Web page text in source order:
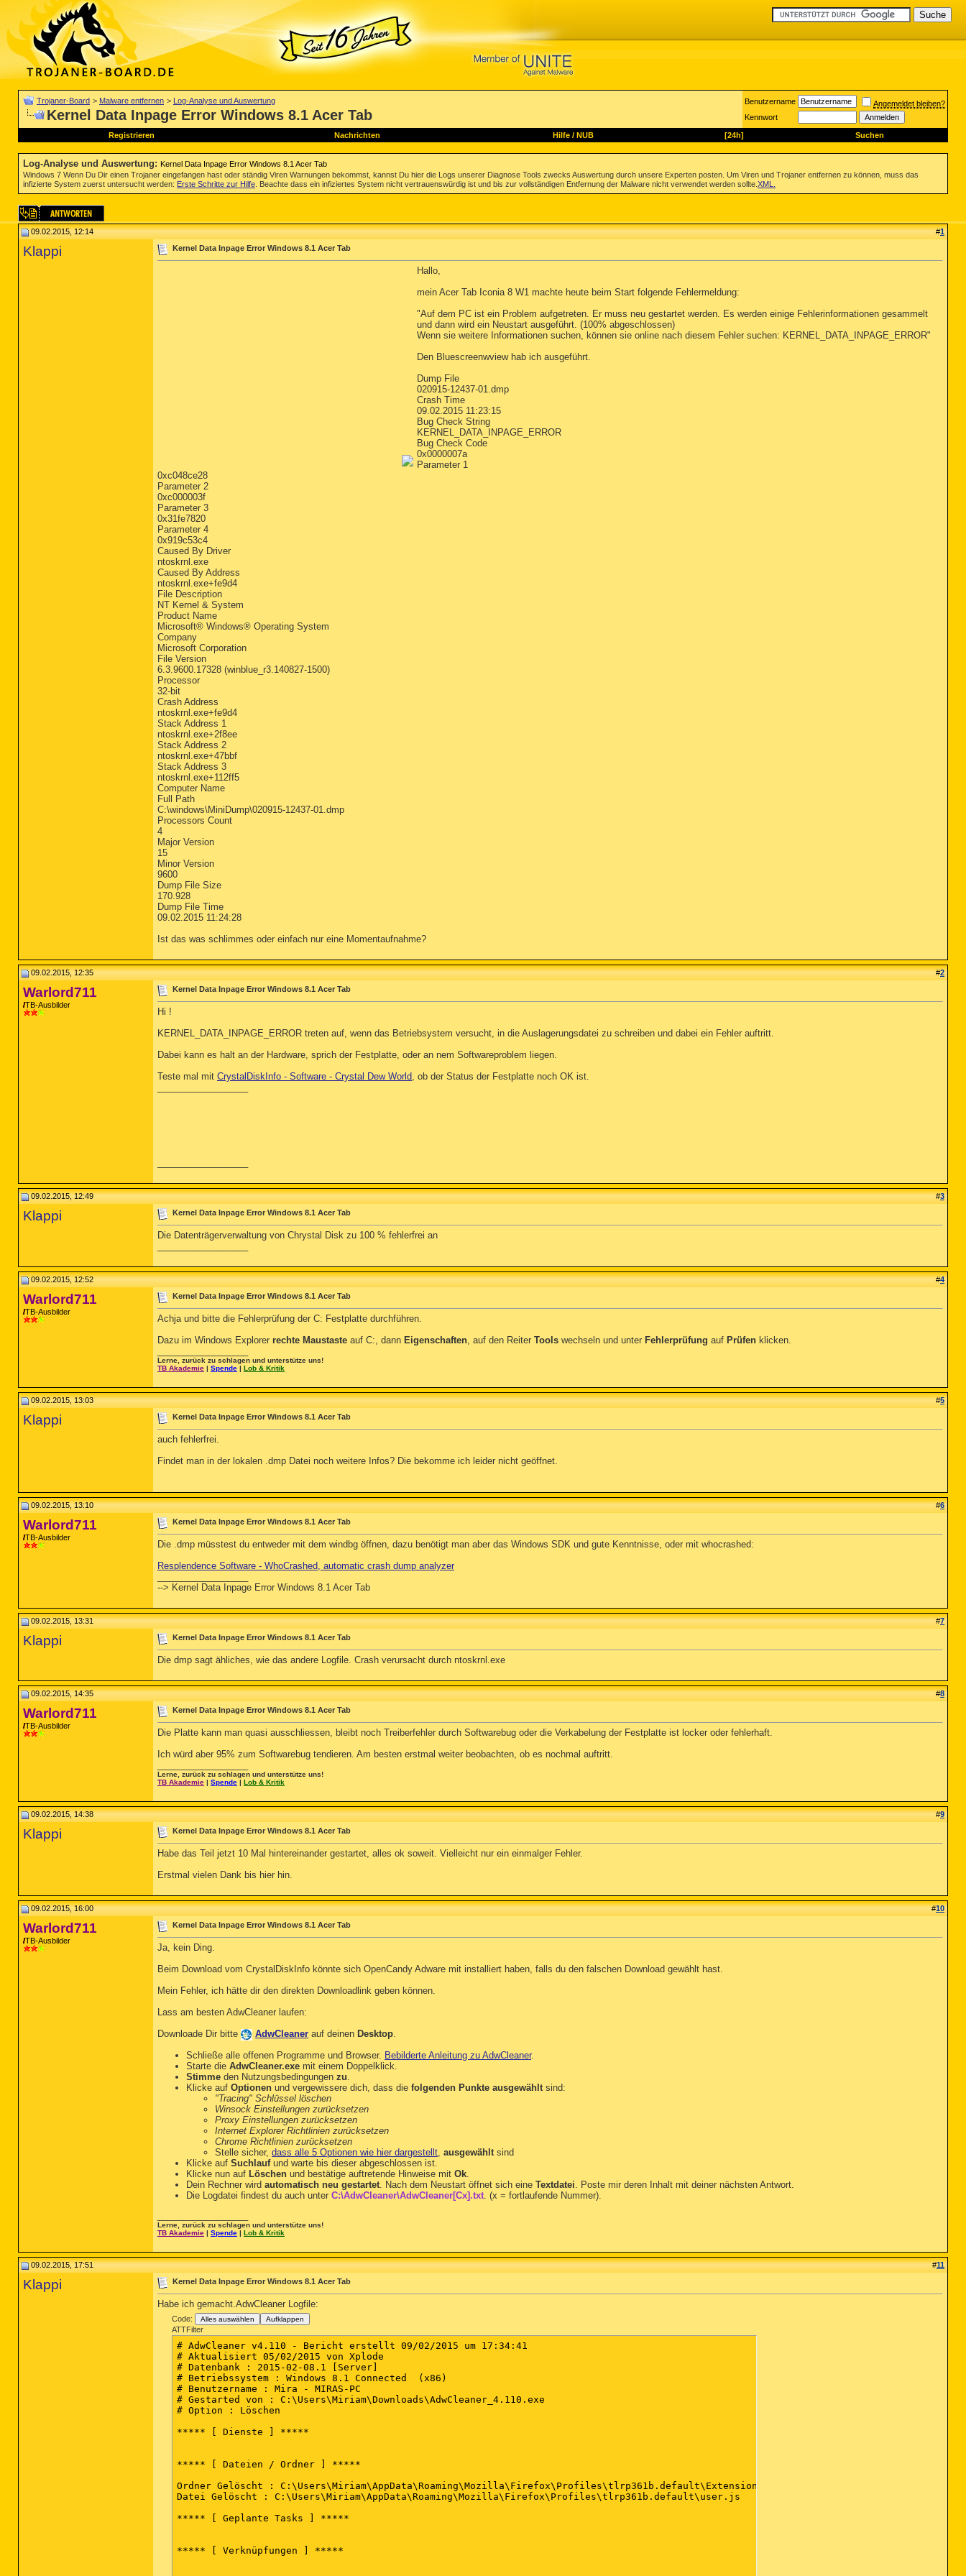
Trojaner-Board > Malware entfernen > Log-Analyse und Auswertung
Kernel Data Inpage Error Windows 8.1 Acer Tab
Benutzername
Angemeldet bleiben?
Kennwort
Registrieren Nachrichten Hilfe/ NUB [24h] Suchen
Log-Analyse und Auswertung: Kernel Data Inpage Error Windows 8.1 Acer Tab
Windows 7 Wenn Du Dir einen Trojaner eingefangen hast oder ständig Viren Warnungen bekommst, kannst Du hier die Logs unserer Diagnose Tools zwecks Auswertung durch unsere Experten posten. Um Viren und Trojaner entfernen zu können, muss das
infizierte System zuerst untersucht werden: Erste Schritte zur Hilfe . Beachte dass ein infiziertes System nicht vertrauenswürdig ist und bis zur vollständigen Entfernung der Malware nicht verwendet werden sollte. XML
09.02.2015, 12:14 #1
Klappi Kernel Data Inpage Error Windows 8.1 Acer Tab
Hallo,
mein Acer Tab Iconia 8 W1 machte heute beim Start folgende Fehlermeldung:
"Auf dem PC ist ein Problem aufgetreten. Er muss neu gestartet werden. Es werden einige Fehlerinformationen gesammelt
und dann wird ein Neustart ausgeführt. (100% abgeschlossen)
Wenn sie weitere Informationen suchen, können sie online nach diesem Fehler suchen: KERNEL_DATA_INPAGE_ERROR"
Den Bluescreenwview hab ich ausgeführt.
Dump File
020915-12437-01.dmp
Crash Time
09.02.2015 11:23:15
Bug Check String
KERNEL_DATA_INPAGE_ERROR
Bug Check Code
0x0000007a
Parameter 1
0xc048ce28
Parameter 2
0xc000003f
Parameter 3
0x31fe7820
Parameter 4
0x919c53c4
Caused By Driver
ntoskrnl.exe
Caused By Address
ntoskrnl.exe+fe9d4
File Description
NT Kernel & System
Product Name
Microsoft® Windows® Operating System
Company
Microsoft Corporation
File Version
6.3.9600.17328 (winblue_r3.140827-1500)
Processor
32-bit
Crash Address
ntoskrnl.exe+fe9d4
Stack Address 1
ntoskrnl.exe+2f8ee
Stack Address 2
ntoskrnl.exe+47bbf
Stack Address 3
ntoskrnl.exe+112ff5
Computer Name
Full Path
C:\windows\MiniDump\020915-12437-01.dmp
Processors Count
4
Major Version
15
Minor Version
9600
Dump File Size
170.928
Dump File Time
09.02.2015 11:24:28
Ist das was schlimmes oder einfach nur eine Momentaufnahme?
09.02.2015, 12:35 #2
Warlord711
TB-Ausbilder
Kernel Data Inpage Error Windows 8.1 Acer Tab
Hi !
KERNEL_DATA_INPAGE_ERROR treten auf, wenn das Betriebsystem versucht, in die Auslagerungsdatei zu schreiben und dabei ein Fehler auftritt.
Dabei kann es halt an der Hardware, sprich der Festplatte, oder an nem Softwareproblem liegen.
Teste mal mit CrystalDiskInfo - Software - Crystal Dew World, ob der Status der Festplatte noch OK ist.
09.02.2015, 12:49 #3
Klappi Kernel Data Inpage Error Windows 8.1 Acer Tab
Die Datenträgerverwaltung von Chrystal Disk zu 100 % fehlerfrei an
09.02.2015, 12:52 #4
Warlord711
TB-Ausbilder
Kernel Data Inpage Error Windows 8.1 Acer Tab
Achja und bitte die Fehlerprüfung der C: Festplatte durchführen.
Dazu im Windows Explorer rechte Maustaste auf C:, dann Eigenschaften, auf den Reiter Tools wechseln und unter Fehlerprüfung auf Prüfen klicken.
Lerne, zurück zu schlagen und unterstütze uns!
TB Akademie | Spende | Lob & Kritik
09.02.2015, 13:03 #5
Klappi Kernel Data Inpage Error Windows 8.1 Acer Tab
auch fehlerfrei.
Findet man in der lokalen .dmp Datei noch weitere Infos? Die bekomme ich leider nicht geöffnet.
09.02.2015, 13:10 #6
Warlord711
TB-Ausbilder
Kernel Data Inpage Error Windows 8.1 Acer Tab
Die .dmp müsstest du entweder mit dem windbg öffnen, dazu benötigt man aber das Windows SDK und gute Kenntnisse, oder mit whocrashed:
Resplendence Software - WhoCrashed, automatic crash dump analyzer
--> Kernel Data Inpage Error Windows 8.1 Acer Tab
09.02.2015, 13:31 #7
Klappi Kernel Data Inpage Error Windows 8.1 Acer Tab
Die dmp sagt ähliches, wie das andere Logfile. Crash verursacht durch ntoskrnl.exe
09.02.2015, 14:35 #8
Warlord711
TB-Ausbilder
Kernel Data Inpage Error Windows 8.1 Acer Tab
Die Platte kann man quasi ausschliessen, bleibt noch Treiberfehler durch Softwarebug oder die Verkabelung der Festplatte ist locker oder fehlerhaft.
Ich würd aber 95% zum Softwarebug tendieren. Am besten erstmal weiter beobachten, ob es nochmal auftritt.
Lerne, zurück zu schlagen und unterstütze uns!
TB Akademie | Spende | Lob & Kritik
09.02.2015, 14:38 #9
Klappi Kernel Data Inpage Error Windows 8.1 Acer Tab
Habe das Teil jetzt 10 Mal hintereinander gestartet, alles ok soweit. Vielleicht nur ein einmalger Fehler.
Erstmal vielen Dank bis hier hin.
09.02.2015, 16:00 #10
Warlord711
TB-Ausbilder
Kernel Data Inpage Error Windows 8.1 Acer Tab
Ja, kein Ding.
Beim Download vom CrystalDiskInfo könnte sich OpenCandy Adware mit installiert haben, falls du den falschen Download gewählt hast.
Mein Fehler, ich hätte dir den direkten Downloadlink geben können.
Lass am besten AdwCleaner laufen:
Downloade Dir bitte
AdwCleaner auf deinen Desktop.
Schließe alle offenen Programme und Browser. Bebilderte Anleitung zu AdwCleaner.
Starte die AdwCleaner.exe mit einem Doppelklick.
Stimme den Nutzungsbedingungen zu.
Klicke auf Optionen und vergewissere dich, dass die folgenden Punkte ausgewähltsind:
"Tracing" Schlüssel löschen
Winsock Einstellungen zurücksetzen
Proxy Einstellungen zurücksetzen
Internet Explorer Richtlinien zurücksetzen
Chrome Richtlinien zurücksetzen
Stelle sicher, dass alle 5 Optionen wie hier dargestellt, ausgewähltsind
Klicke auf Suchlaufund warte bis dieser abgeschlossen ist.
Klicke nun auf Löschen und bestätige auftretende Hinweise mit Ok.
Dein Rechner wird automatisch neu gestartet. Nach dem Neustart öffnet sich eine Textdatei. Poste mir deren Inhalt mit deiner nächsten Antwort.
Die Logdatei findest du auch unter C:\AdwCleaner\AdwCleaner[Cx].txt. (x = fortlaufende Nummer).
Lerne, zurück zu schlagen und unterstütze uns!
TB Akademie
Spende Lob & Kritik
09.02.2015, 17:51 #11
Klappi Kernel Data Inpage Error Windows 8.1 Acer Tab
Habe ich gemacht.AdwCleaner Logfile:
Code: Alles auswählen Aufklappen
ATTFilter
# AdwCleaner v4.110 - Bericht erstellt 09/02/2015 um 17:34:41
# Aktualisiert 05/02/2015 von Xplode
# Datenbank : 2015-02-08.1 [Server]
# Betriebssystem : Windows 8.1 Connected  (x86)
# Benutzername : Mira - MIRAS-PC
# Gestarted von : C:\Users\Miriam\Downloads\AdwCleaner_4.110.exe
# Option : Löschen
***** [ Dienste ] *****
***** [ Dateien / Ordner ] *****
Ordner Gelöscht : C:\Users\Miriam\AppData\Roaming\Mozilla\Firefox\Profiles\tlrp361b.default\Extensions\sparpilot@sparpilot.com
Datei Gelöscht : C:\Users\Miriam\AppData\Roaming\Mozilla\Firefox\Profiles\tlrp361b.default\user.js
***** [ Geplante Tasks ] *****
***** [ Verknüpfungen ] *****